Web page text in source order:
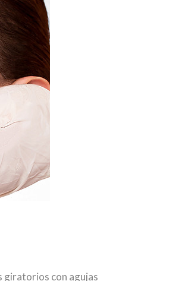
giratorios con agujas